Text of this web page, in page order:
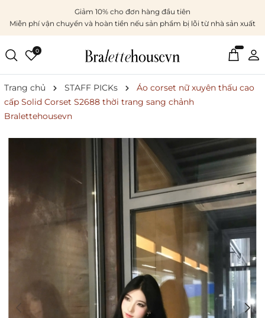
Giảm 10% cho đơn hàng đầu tiên
Miễn phí vận chuyển và hoàn tiền nếu sản phẩm bị lỗi từ nhà sản xuất
0
Trang chủ STAFF PICKs
Áo corset nữ xuyên thấu cao
cấp Solid Corset S2688 thời trang sang chảnh
Bralettehousevn